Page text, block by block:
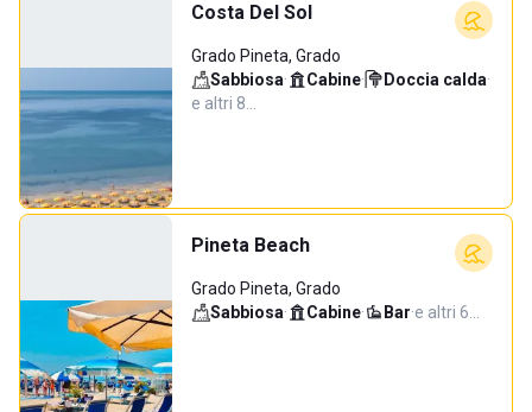
Costa Del Sol
Grado Pineta, Grado
Sabbiosa· Cabine· Doccia calda·
e altri 8…
Pineta Beach
Grado Pineta, Grado
Sabbiosa· Cabine· Bar·e altri 6…